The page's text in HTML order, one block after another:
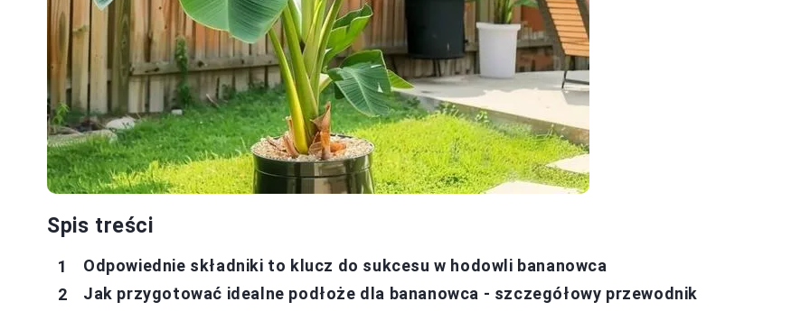
Spis treści
Odpowiednie składniki to klucz do sukcesu w hodowli bananowca
Jak przygotować idealne podłoże dla bananowca - szczegółowy przewodnik